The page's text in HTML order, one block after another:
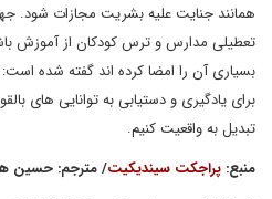
همانند جنایت علیه بشریت مجازات شود.
تعطیلی مدارس و ترس کودکان از آموزش
بسیاری آن را امضا کرده اند گفته شده
برای یادگیری و دستیابی به توانایی های
تبدیل به واقعیت کنیم.
منبع: پراجکت سیندیکیت/ مترجم: حسین